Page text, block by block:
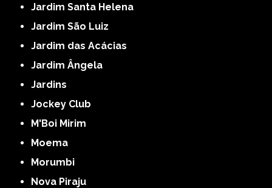
Jardim Santa Helena
Jardim São Luiz
Jardim das Acácias
Jardim Ângela
Jardins
Jockey Club
M'Boi Mirim
Moema
Morumbi
Nova Piraju